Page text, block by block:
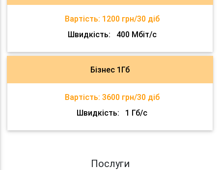
Вартість: 1200 грн/30 діб
Швидкість:
400 Мбіт/с
Бізнес 1Гб
Вартість: 3600 грн/30 діб
Швидкість:
1 Гб/с
Послуги